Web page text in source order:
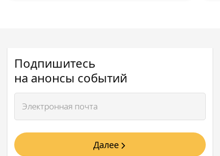
Подпишитесь
на анонсы событий
Далее